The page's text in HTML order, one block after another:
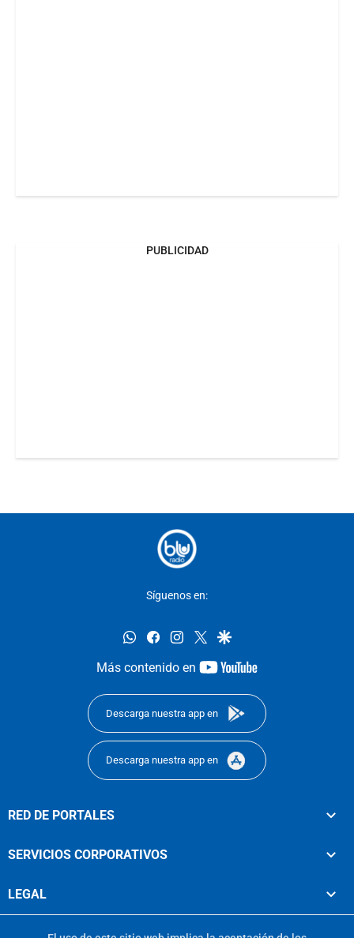
PUBLICIDAD
Síguenos en:
whatsappfacebookinstagram
twittergoogle
Más contenido en
youtube-
Descarga nuestra app en
Descarga nuestra app en
RED DE PORTALES
SERVICIOS CORPORATIVOS
LEGAL